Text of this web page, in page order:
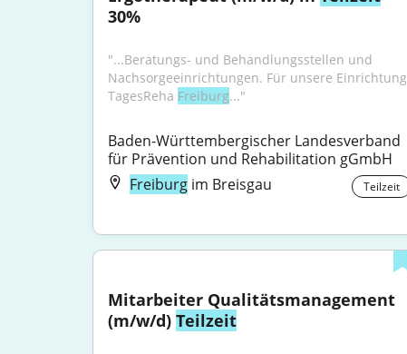
30%
"...Beratungs- und Behandlungsstellen und
Nachsorgeeinrichtungen. Für unsere Einrichtung
TagesReha Freiburg..."
Baden-Württembergischer Landesverband
für Prävention und Rehabilitation gGmbH
Freiburg im Breisgau Teilzeit
Mitarbeiter Qualitätsmanagement
(m/w/d) Teilzeit